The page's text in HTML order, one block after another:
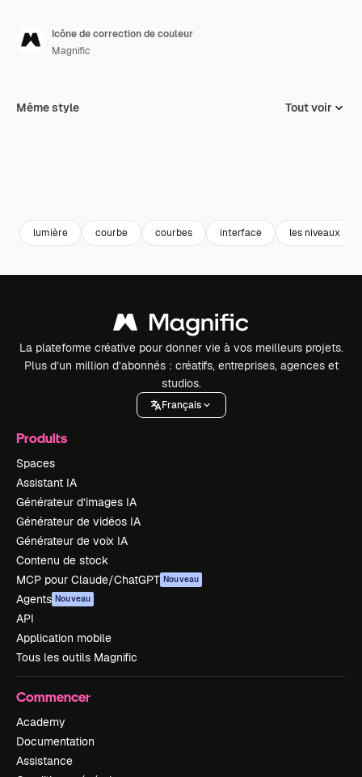
Icône de correction de couleur
Magnific
Même style Tout voir
lumière courbe courbes interface les niveaux
La plateforme créative pour donner vie à vos meilleurs projets.
Plus d’un million d’abonnés : créatifs, entreprises, agences et
studios.
Français
Produits
Spaces
Assistant IA
Générateur d’images IA
Générateur de vidéos IA
Générateur de voix IA
Contenu de stock
MCP pour Claude/ChatGPT Nouveau
Agents Nouveau
API
Application mobile
Tous les outils Magnific
Commencer
Academy
Documentation
Assistance